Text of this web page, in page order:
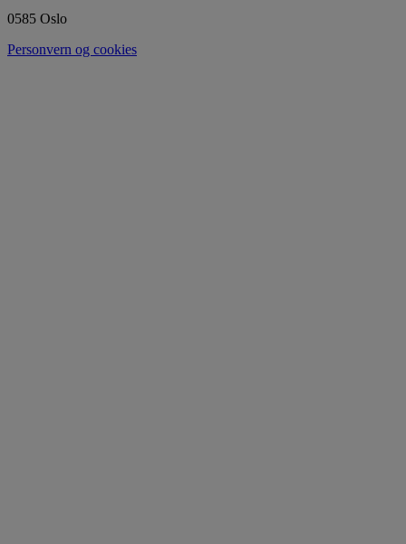
0585 Oslo
Personvern og cookies